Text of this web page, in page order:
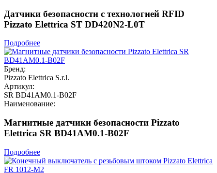
Датчики безопасности с технологией RFID
Pizzato Elettrica ST DD420N2-L0T
Подробнее
Бренд:
Pizzato Elettrica S.r.l.
Артикул:
SR BD41AM0.1-B02F
Наименование:
Магнитные датчики безопасности Pizzato
Elettrica SR BD41AM0.1-B02F
Подробнее